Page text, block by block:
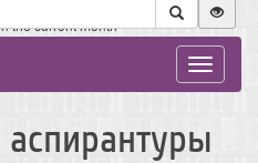
the current month
Toggle